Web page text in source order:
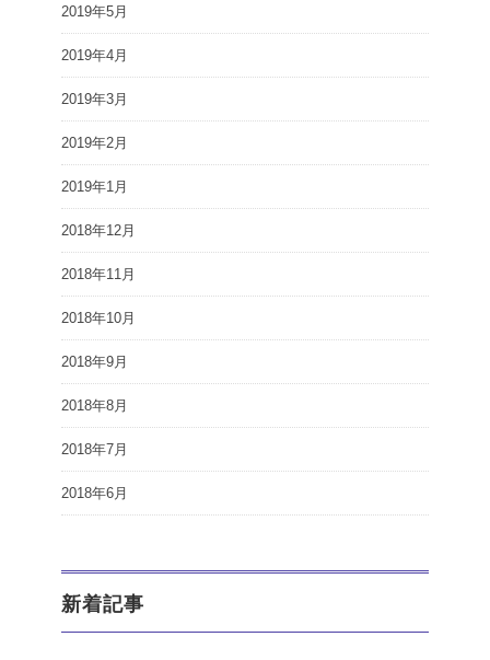
2019年5月
2019年4月
2019年3月
2019年2月
2019年1月
2018年12月
2018年11月
2018年10月
2018年9月
2018年8月
2018年7月
2018年6月
新着記事